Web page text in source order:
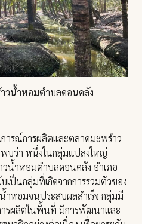
วน้ำหอมตำบลดอนคลัง
รณ์การผลิตและตลาดมะพร้าว
บว่า หนึ่งในกลุ่มแปลงใหญ่
น้ำหอมตำบลดอนคลัง อำเภอ
เป็นกลุ่มที่เกิดจากการรวมตัวของ
หอมจนประสบผลสำเร็จ กลุ่มมี
รผลิตในพื้นที่ มีการพัฒนาและ